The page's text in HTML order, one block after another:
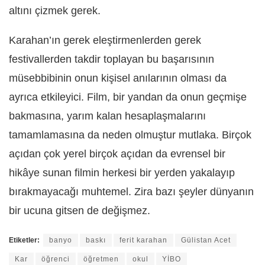
altını çizmek gerek.
Karahan’ın gerek eleştirmenlerden gerek
festivallerden takdir toplayan bu başarısının
müsebbibinin onun kişisel anılarının olması da
ayrıca etkileyici. Film, bir yandan da onun geçmişe
bakmasına, yarım kalan hesaplaşmalarını
tamamlamasına da neden olmuştur mutlaka. Birçok
açıdan çok yerel birçok açıdan da evrensel bir
hikâye sunan filmin herkesi bir yerden yakalayıp
bırakmayacağı muhtemel. Zira bazı şeyler dünyanın
bir ucuna gitsen de değişmez.
Etiketler: banyo baskı ferit karahan Gülistan Acet
Kar öğrenci öğretmen okul YİBO